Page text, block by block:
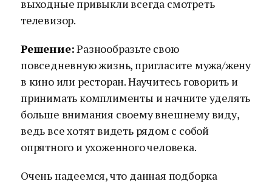
выходные привыкли всегда смотреть
телевизор.
Решение:Разнообразьте свою
повседневную жизнь, пригласите мужа/жену
в кино или ресторан. Научитесь говорить и
принимать комплименты и начните уделять
больше внимания своему внешнему виду,
ведь все хотят видеть рядом с собой
опрятного и ухоженного человека.
Очень надеемся, что данная подборка